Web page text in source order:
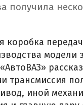
получила
коробка
модели
трансмиссия
иной